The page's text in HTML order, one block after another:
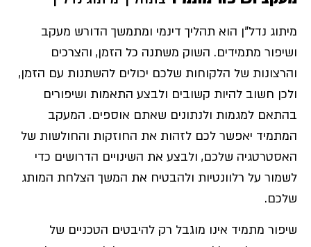
מיתוג נדל"ן הוא תהליך דינמי ומתמשך הדורש מעקב
ושיפור מתמידים. השוק משתנה כל הזמן, והצרכים
והרצונות של הלקוחות שלכם יכולים להשתנות עם הזמן,
ולכן חשוב להיות קשובים ולבצע התאמות ושיפורים
בהתאם למגמות ולנתונים שאתם אוספים. המעקב
המתמיד יאפשר לכם לזהות את החוזקות והחולשות של
האסטרטגיה שלכם, ולבצע את השינויים הדרושים כדי
לשמור על רלוונטיות ולהבטיח את המשך הצלחת המותג
שלכם.
שיפור מתמיד אינו מוגבל רק להיבטים הטכניים של